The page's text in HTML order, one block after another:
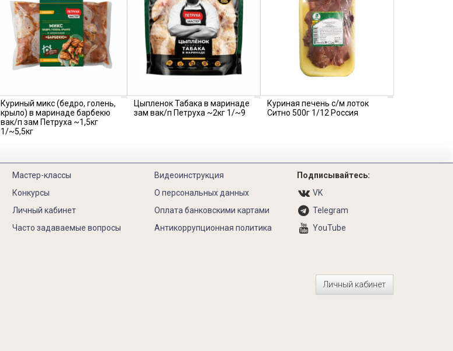
Куриный микс (бедро, голень,
крыло) в маринаде барбекю
вак/п зам Петруха ~1,5кг
1/~5,5кг
Цыпленок Табака в маринаде
зам вак/п Петруха ~2кг 1/~9
Куриная печень с/м лоток
Ситно 500г 1/12 Россия
Мастер-классы
Конкурсы
Личный кабинет
Часто задаваемые вопросы
Видеоинструкция
О персональных данных
Оплата банковскими картами
Антикоррупционная политика
Подписывайтесь:
VK
Telegram
YouTube
Личный кабинет